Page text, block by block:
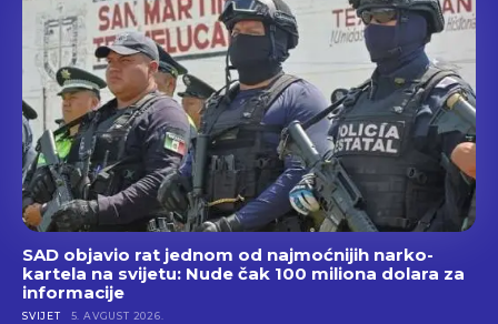
SAD objavio rat jednom od najmoćnijih narko-
kartela na svijetu: Nude čak 100 miliona dolara za
informacije
SVIJET 5. AVGUST 2026.